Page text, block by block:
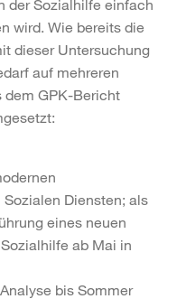
der Sozialhilfe einfach
wird. Wie bereits die
dieser Untersuchung
auf mehreren
dem GPK-Bericht
Diensten; als
eines neuen
ab Mai in
bis Sommer